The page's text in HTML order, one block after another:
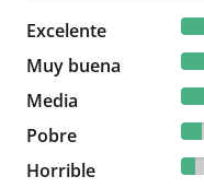
Excelente
648 reviews
Muy buena
467 reviews
Media
311 reviews
Pobre
172 reviews
Horrible
118 reviews